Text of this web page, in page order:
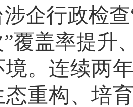
企行政检
覆盖率提升
境。连续两
态重构、培